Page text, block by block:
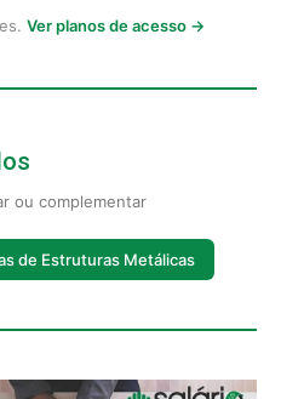
Ver planos de acesso →
ou complementar
de Estruturas Metálicas